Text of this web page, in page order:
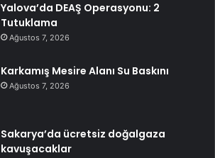
Yalova’da DEAŞ Operasyonu: 2
Tutuklama
Ağustos 7, 2026
Karkamış Mesire Alanı Su Baskını
Ağustos 7, 2026
Sakarya’da ücretsiz doğalgaza
kavuşacaklar